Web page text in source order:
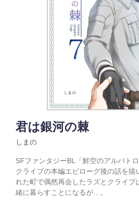
君は銀河の棘
しまの
SFファンタジーBL「鮮空のアルバト
クライブの本編エピローグ後の話を描
れた町で偶然再会したラズとクライブ
緒に暮らすことになるが…。